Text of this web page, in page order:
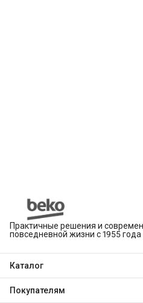
Практичные решения и
повседневной жизни с 1955 года
Каталог
Hotpoint
Покупателям